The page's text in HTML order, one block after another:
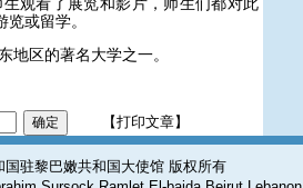
或留学。
区的著名大学之一。
【打印文章】
国驻黎巴嫩共和国大使馆 版权所有